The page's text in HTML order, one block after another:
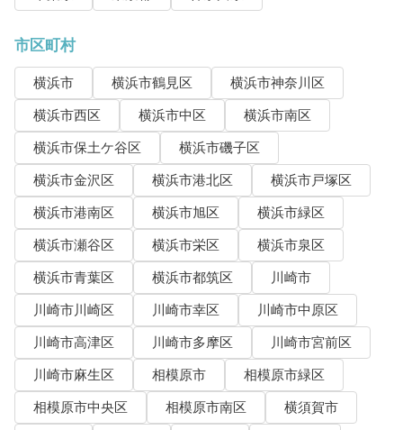
市区町村
横浜市 横浜市鶴見区
横浜市神奈川区
横浜市西区
横浜市中区
横浜市南区
横浜市保土ケ谷区
横浜市磯子区
横浜市金沢区
横浜市港北区
横浜市戸塚区
横浜市港南区
横浜市旭区
横浜市緑区
横浜市瀬谷区
横浜市栄区
横浜市泉区
横浜市青葉区
横浜市都筑区
川崎市
川崎市川崎区
川崎市幸区
川崎市中原区
川崎市高津区
川崎市多摩区
川崎市宮前区
川崎市麻生区
相模原市
相模原市緑区
相模原市中央区
相模原市南区
横須賀市